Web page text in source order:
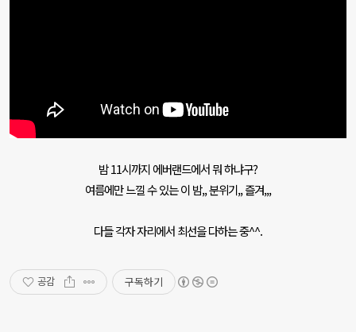
밤 11시까지 에버랜드에서 뭐 하냐구?
여름에만 느낄 수 있는 이 밤,, 분위기,, 즐겨,,,
다들 각자 자리에서 최선을 다하는 중^^.
공감 구독하기